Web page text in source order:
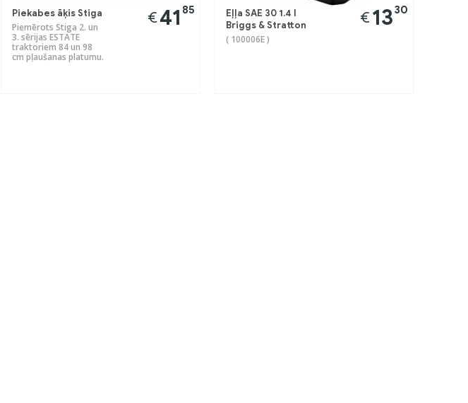
Piekabes āķis Stiga
Piemērots Stiga 2. un
3. sērijas ESTATE
traktoriem 84 un 98
cm pļaušanas platumu.
€41 85
Eļļa SAE 30 1.4 l
Briggs & Stratton
( 100006E )
€1330